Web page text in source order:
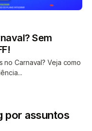
Sem
no Carnaval? Veja como
por assuntos